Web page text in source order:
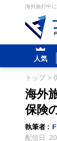
海外旅行中
人気
トップ>
海外
保険
執筆者 :
配信日: